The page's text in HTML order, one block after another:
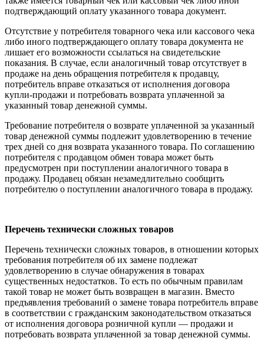
подтверждающий оплату указанного товара документ.
Отсутствие у потребителя товарного чека или кассового чека
либо иного подтверждающего оплату товара документа не
лишает его возможности ссылаться на свидетельские
показания. В случае, если аналогичный товар отсутствует в
продаже на день обращения потребителя к продавцу,
потребитель вправе отказаться от исполнения договора
купли-продажи и потребовать возврата уплаченной за
указанный товар денежной суммы.
Требование потребителя о возврате уплаченной за указанный
товар денежной суммы подлежит удовлетворению в течение
трех дней со дня возврата указанного товара. По соглашению
потребителя с продавцом обмен товара может быть
предусмотрен при поступлении аналогичного товара в
продажу. Продавец обязан незамедлительно сообщить
потребителю о поступлении аналогичного товара в продажу.
Перечень технически сложных товаров
Перечень технически сложных товаров, в отношении которых
требования потребителя об их замене подлежат
удовлетворению в случае обнаружения в товарах
существенных недостатков. То есть по обычным правилам
такой товар не может быть возвращен в магазин. Вместо
предъявления требований о замене товара потребитель вправе
в соответствии с гражданским законодательством отказаться
от исполнения договора розничной купли — продажи и
потребовать возврата уплаченной за товар денежной суммы.